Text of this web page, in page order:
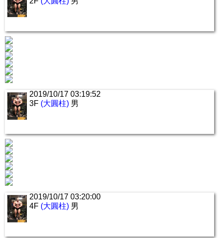
2019/10/17 03:19:52
3F (大圓柱) 男
2019/10/17 03:20:00
4F (大圓柱) 男